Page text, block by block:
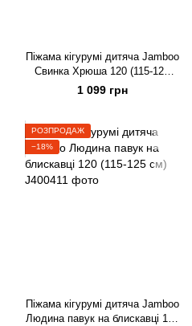
Піжама кігурумі дитяча Jamboo
Свинка Хрюша 120 (115-125
см)
1 099 грн
РОЗПРОДАЖ
−18%
Піжама кігурумі дитяча Jamboo
Людина павук на блискавці 120